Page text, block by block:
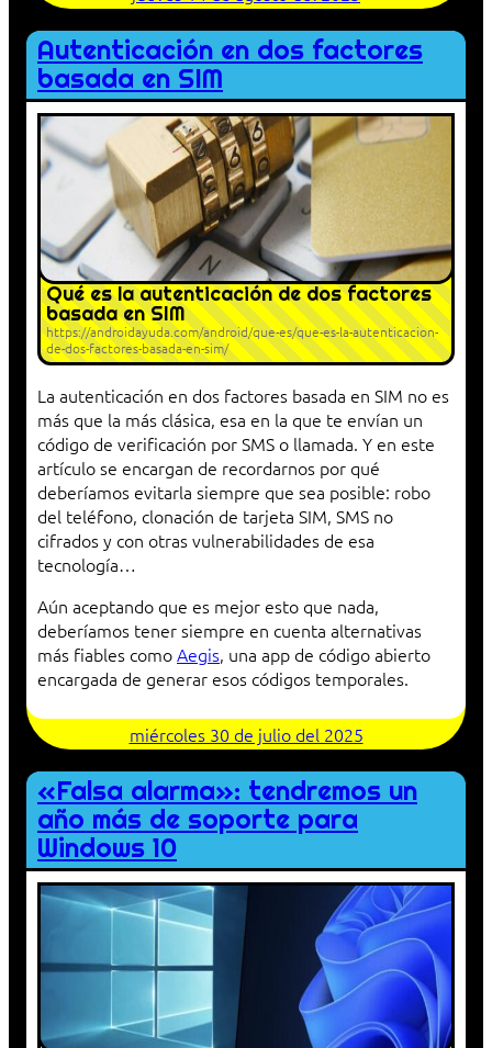
Autenticación en dos factores
basada en SIM
Qué es la autenticación de dos factores
basada en SIM
https://androidayuda.com/android/que-es/que-es-la-autenticacion-
de-dos-factores-basada-en-sim/
La autenticación en dos factores basada en SIM no es
más que la más clásica, esa en la que te envían un
código de verificación por SMS o llamada. Y en este
artículo se encargan de recordarnos por qué
deberíamos evitarla siempre que sea posible: robo
del teléfono, clonación de tarjeta SIM, SMS no
cifrados y con otras vulnerabilidades de esa
tecnología…
Aún aceptando que es mejor esto que nada,
deberíamos tener siempre en cuenta alternativas
más fiables comoAegis, una app de código abierto
encargada de generar esos códigos temporales.
miércoles 30 de julio del 2025
«Falsa alarma»: tendremos un
año más de soporte para
Windows 10